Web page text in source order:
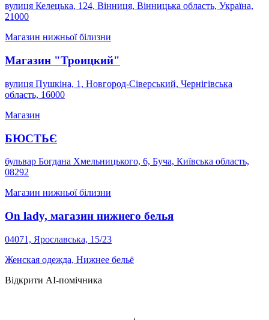
вулиця Келецька, 124, Вінниця, Вінницька область, Україна,
21000
Магазин нижньої білизни
Магазин "Троицкий"
вулиця Пушкіна, 1, Новгород-Сіверський, Чернігівська
область, 16000
Магазин
БЮСТЬЄ
бульвар Богдана Хмельницького, 6, Буча, Київська область,
08292
Магазин нижньої білизни
On lady, магазин нижнего белья
04071, Ярославська, 15/23
Женская одежда, Нижнее бельё
Відкрити AI-помічника